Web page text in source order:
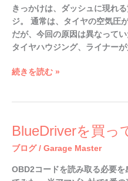
きっかけは、ダッシュに現れ
ジ。 通常は、タイヤの空気圧
だが、今回の原因は異なって
タイヤハウジング、ライナー
泥
棒
ゆ
る
ま
続きを読む »
BlueDriverを買っ
ブログ/ Garage Master
OBD2コードを読み取る必要
BlueDriver
買
っ